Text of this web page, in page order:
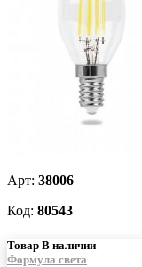
Арт: 38006
Код: 80543
Товар В наличии
Формула света